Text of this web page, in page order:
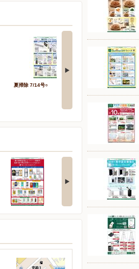
夏掃除 7/14号○ 夏のひんやり寝具
夏の酒類合同キャンペ
夏の酒類合同キャンペーン
開催中！ 抽選で最大…